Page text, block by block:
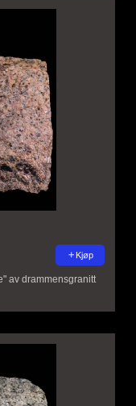
Kjøp
av drammensgranitt